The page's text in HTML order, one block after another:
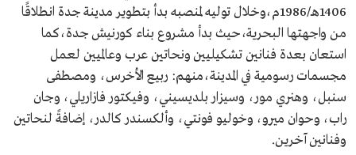
1406هـ/1986م،وخلال توليه لمنصبه بدأ بتطوير مدينة جدة انطلاقًا
من واجهتها البحرية،حيث بدأ مشروع بناء كورنيش جدة،كما
استعان بعدة فنانين تشكيليين ونحاتين عرب وعالميين لعمل
مجسمات رسومية في المدينة،منهم: ربيع الأخرس، ومصطفى
سنبل، وهنري مور، وسيزار بلديسيني، وفيكتور فازاريلي، وجان
راب، وحوان ميرو، وخوليو فونتي، وألكسندر كالدر، إضافةً لنحاتين
وفنانين آخرين.